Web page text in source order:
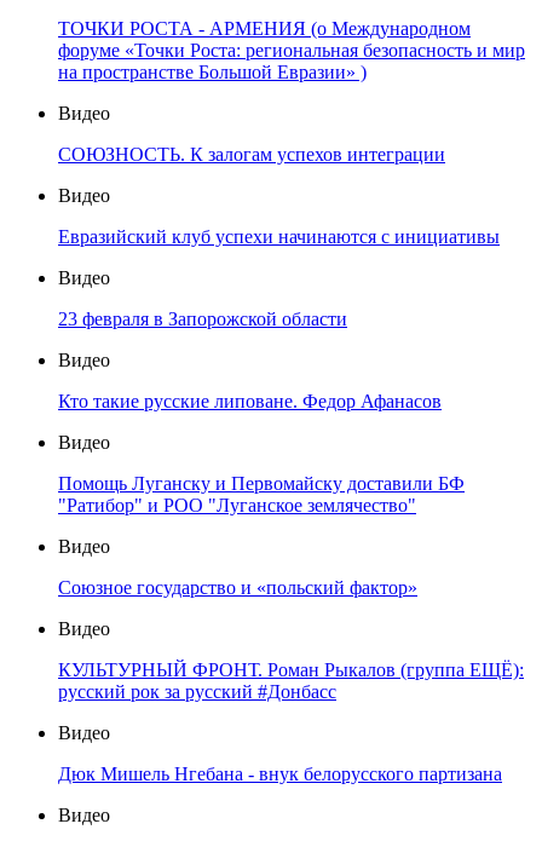
ТОЧКИ РОСТА - АРМЕНИЯ (о Международном
форуме «Точки Роста: региональная безопасность и мир
на пространстве Большой Евразии» )
Видео
СОЮЗНОСТЬ. К залогам успехов интеграции
Видео
Евразийский клуб успехи начинаются с инициативы
Видео
23 февраля в Запорожской области
Видео
Кто такие русские липоване. Федор Афанасов
Видео
Помощь Луганску и Первомайску доставили БФ
"Ратибор" и РОО "Луганское землячество"
Видео
Союзное государство и «польский фактор»
Видео
КУЛЬТУРНЫЙ ФРОНТ. Роман Рыкалов (группа ЕЩЁ):
русский рок за русский #Донбасс
Видео
Дюк Мишель Нгебана - внук белорусского партизана
Видео